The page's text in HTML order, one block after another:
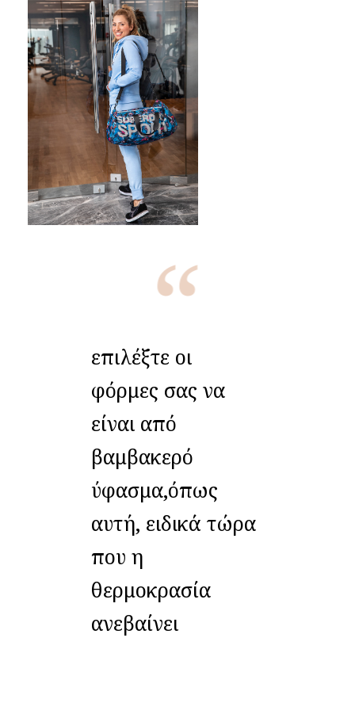
επιλέξτε οι
φόρμες σας να
είναι από
βαμβακερό
ύφασμα,όπως
αυτή, ειδικά τώρα
που η
θερμοκρασία
ανεβαίνει